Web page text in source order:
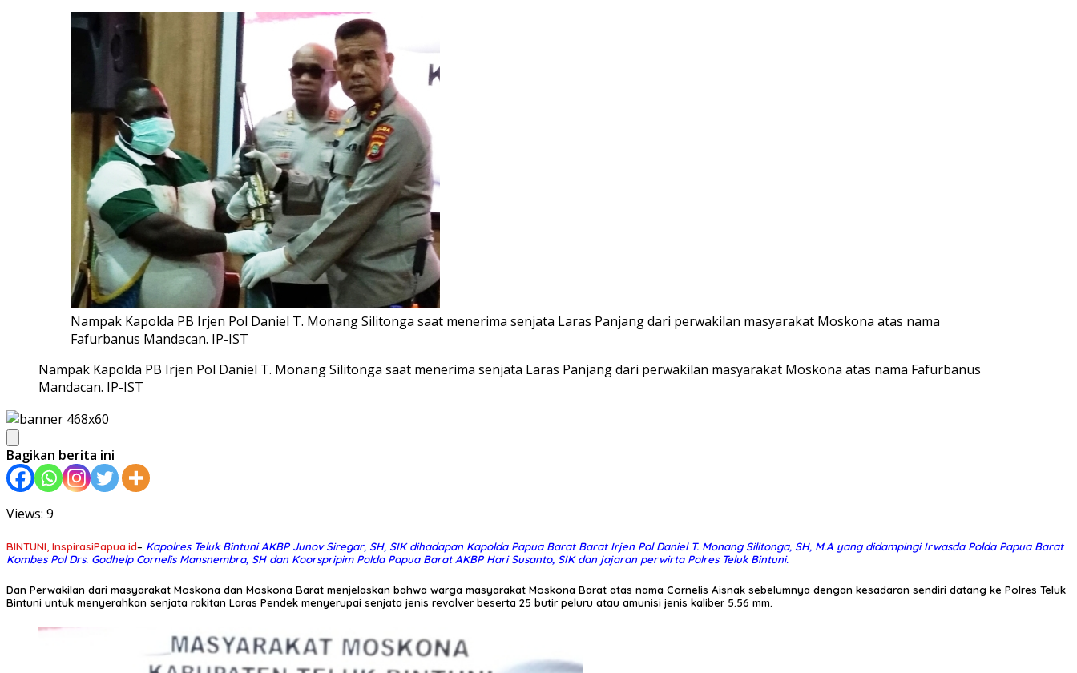
Nampak Kapolda PB Irjen Pol Daniel T. Monang Silitonga saat menerima senjata Laras Panjang dari perwakilan masyarakat Moskona atas nama
Fafurbanus Mandacan. IP-IST
Nampak Kapolda PB Irjen Pol Daniel T. Monang Silitonga saat menerima senjata Laras Panjang dari perwakilan masyarakat Moskona atas nama Fafurbanus
Mandacan. IP-IST
Bagikan berita ini
Views: 9
BINTUNI, InspirasiPapua.id– Kapolres Teluk Bintuni AKBP Junov Siregar, SH, SIK dihadapan Kapolda Papua Barat Barat Irjen Pol Daniel T. Monang Silitonga, SH, M.A yang didampingi Irwasda Polda Papua Barat
Kombes Pol Drs. Godhelp Cornelis Mansnembra, SH dan Koorspripim Polda Papua Barat AKBP Hari Susanto, SIK dan jajaran perwirta Polres Teluk Bintuni.
Dan Perwakilan dari masyarakat Moskona dan Moskona Barat menjelaskan bahwa warga masyarakat Moskona Barat atas nama Cornelis Aisnak sebelumnya dengan kesadaran sendiri datang ke Polres Teluk
Bintuni untuk menyerahkan senjata rakitan Laras Pendek menyerupai senjata jenis revolver beserta 25 butir peluru atau amunisi jenis kaliber 5.56 mm.